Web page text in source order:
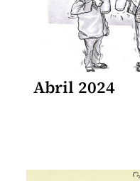
Abril 2024